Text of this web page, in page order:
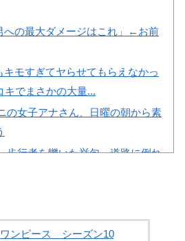
地震、その時の日本の医療スタ
→「マジで鳥肌立った」「こう
いう姿は韓国も見習わないと」
「あんな状況なら日本だけでは
うに行動したはずだ」【熊本地
いになります」
への最大ダメージはこれ」←お前
キモすぎてヤらせてもらえなかっ
キでまさかの大量...
の女子アナさん、日曜の朝から素
歩行者を轢いた挙句、道路に倒れ
○ードや濡れ場お○ぱいがエ□過ぎ
ワンピース シーズン10